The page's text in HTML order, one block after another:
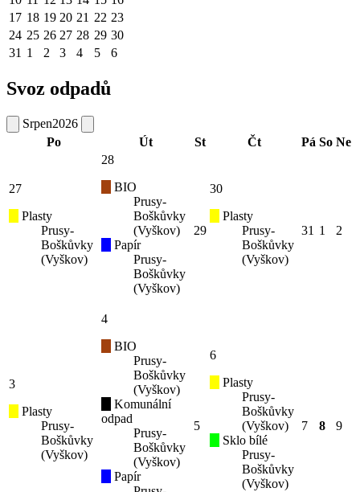
17 18 19 20 21 22 23
24 25 26 27 28 29 30
31 1 2 3 4 5 6
Svoz odpadů
Srpen2026
Po
Út St Čt Pá So Ne
27
Plasty
Prusy-
Boškůvky
(Vyškov)
28
BIO
Prusy-
Boškůvky
(Vyškov)
Papír
Prusy-
Boškůvky
(Vyškov)
29
30
Plasty
Prusy-
Boškůvky
(Vyškov)
31 1 2
3
Plasty
Prusy-
Boškůvky
(Vyškov)
4
BIO
Prusy-
Boškůvky
(Vyškov)
Komunální
odpad
Prusy-
Boškůvky
(Vyškov)
Papír
5
6
Plasty
Prusy-
Boškůvky
(Vyškov)
Sklo bílé
Prusy-
Boškůvky
(Vyškov)
7 8 9